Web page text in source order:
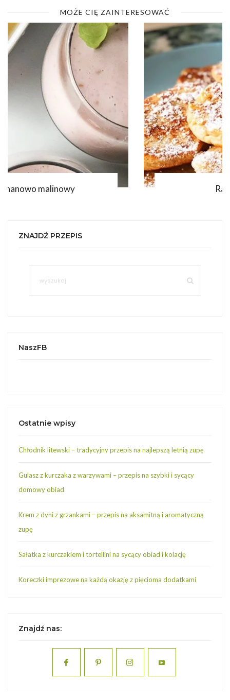
MOŻE CIĘ ZAINTERESOWAĆ
Racuchy z jabłkami
ZNAJDŹ PRZEPIS
NaszFB
Ostatnie wpisy
Chłodnik litewski – tradycyjny przepis na najlepszą letnią zupę
Gulasz z kurczaka z warzywami – przepis na szybki i sycący
domowy obiad
Krem z dyni z grzankami – przepis na aksamitną i aromatyczną
zupę
Sałatka z kurczakiem i tortellini na sycący obiad i kolację
Koreczki imprezowe na każdą okazję z pięcioma dodatkami
Znajdź nas: